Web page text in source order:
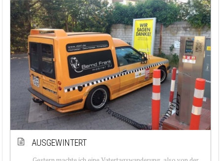
AUSGEWINTERT